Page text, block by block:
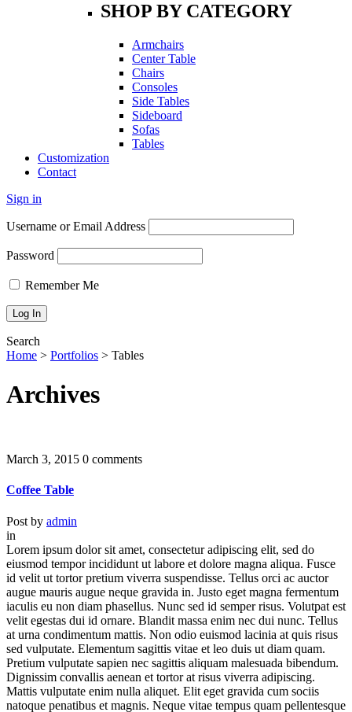
SHOP BY CATEGORY
Armchairs
Center Table
Chairs
Consoles
Side Tables
Sideboard
Sofas
Tables
Customization
Contact
Sign in
Username or Email Address
Password
Remember Me
Search
Home > Portfolios > Tables
Archives
March 3, 2015 0 comments
Coffee Table
Post by admin
in
Lorem ipsum dolor sit amet, consectetur adipiscing elit, sed do
eiusmod tempor incididunt ut labore et dolore magna aliqua. Fusce
id velit ut tortor pretium viverra suspendisse. Tellus orci ac auctor
augue mauris augue neque gravida in. Justo eget magna fermentum
iaculis eu non diam phasellus. Nunc sed id semper risus. Volutpat est
velit egestas dui id ornare. Blandit massa enim nec dui nunc. Tellus
at urna condimentum mattis. Non odio euismod lacinia at quis risus
sed vulputate. Elementum sagittis vitae et leo duis ut diam quam.
Pretium vulputate sapien nec sagittis aliquam malesuada bibendum.
Dignissim convallis aenean et tortor at risus viverra adipiscing.
Mattis vulputate enim nulla aliquet. Elit eget gravida cum sociis
natoque penatibus et magnis. Neque vitae tempus quam pellentesque